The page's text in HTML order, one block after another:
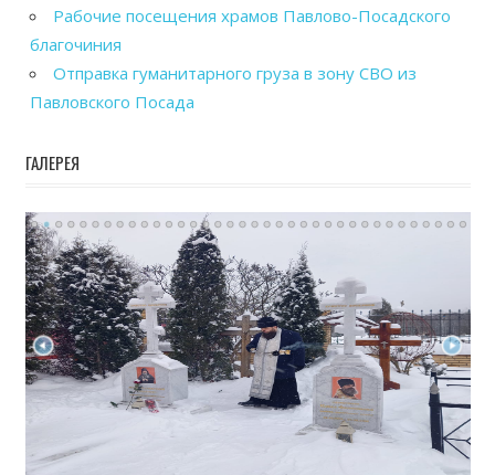
Рабочие посещения храмов Павлово-Посадского
благочиния
Отправка гуманитарного груза в зону СВО из
Павловского Посада
ГАЛЕРЕЯ